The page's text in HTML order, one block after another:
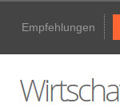
Empfehlungen